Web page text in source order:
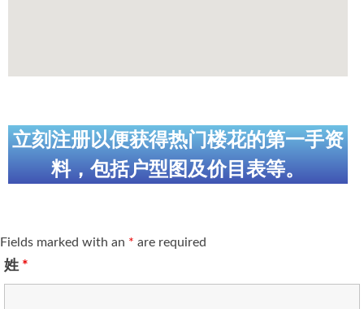
立刻注册以便获得热门楼花的第一手资
料，包括户型图及价目表等。
Fields marked with an * are required
姓 *